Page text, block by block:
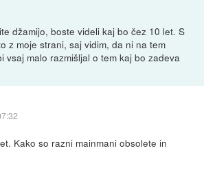
džamijo, boste videli kaj bo čez 10 let. S
z moje strani, saj vidim, da ni na tem
vsaj malo razmišljal o tem kaj bo zadeva
Kako so razni mainmani obsolete in